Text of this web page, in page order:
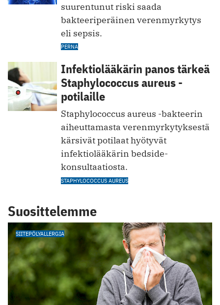
suurentunut riski saada
bakteeriperäinen verenmyrkytys
eli sepsis.
PERNA
Infektiolääkärin panos tärkeä
Staphylococcus aureus -
potilaille
Staphylococcus aureus -bakteerin
aiheuttamasta verenmyrkytyksestä
kärsivät potilaat hyötyvät
infektiolääkärin bedside-
konsultaatiosta.
STAPHYLOCOCCUS AUREUS
Suosittelemme
SIITEPÖLYALLERGIA